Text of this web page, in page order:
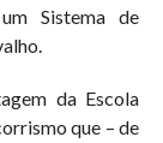
Sistema de
da Escola
que – de